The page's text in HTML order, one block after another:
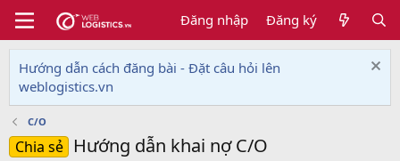
Đăng nhập Đăng ký
Hướng dẫn cách đăng bài - Đặt câu hỏi lên
weblogistics.vn
C/O
Chia sẻ Hướng dẫn khai nợ C/O